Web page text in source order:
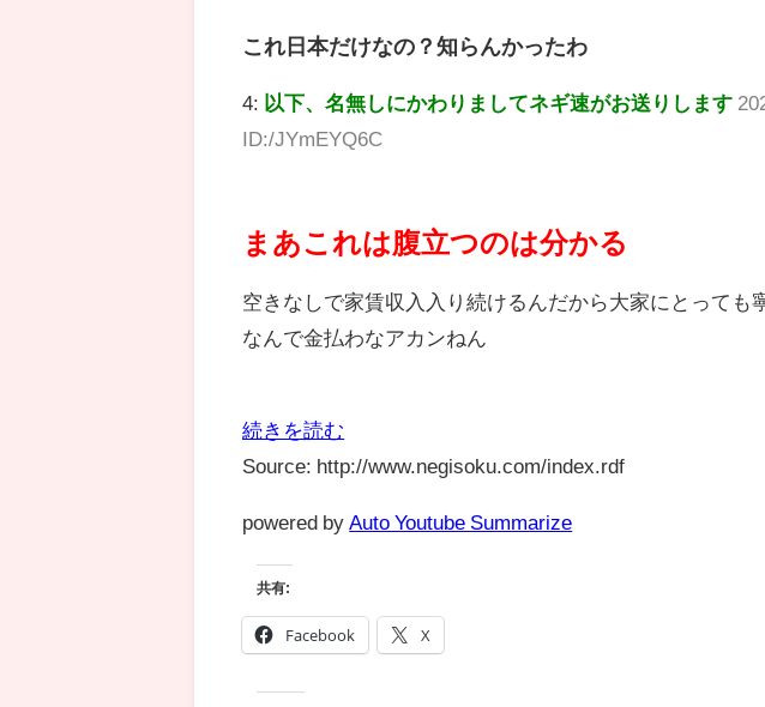
これ日本だけなの？知らんかったわ
4: 以下、名無しにかわりましてネギ速がお送りします
ID:/JYmEYQ6C
まあこれは腹立つのは分かる
空きなしで家賃収入入り続けるんだから大家にとっても
なんで金払わなアカンねん
続きを読む
Source: http://www.negisoku.com/index.rdf
powered by Auto Youtube Summarize
共有:
Facebook X